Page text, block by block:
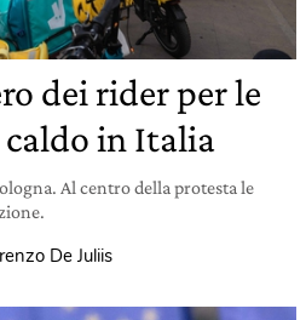
dei rider per le
in Italia
Al centro della protesta le
De Juliis